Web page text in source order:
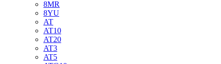
8MR
8YU
AT
AT10
AT20
AT3
AT5